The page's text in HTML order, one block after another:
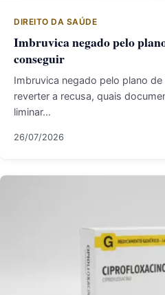
DIREITO DA SAÚDE
Imbruvica negado pelo
conseguir
Imbruvica negado pelo plano de
reverter a recusa, quais
liminar…
26/07/2026